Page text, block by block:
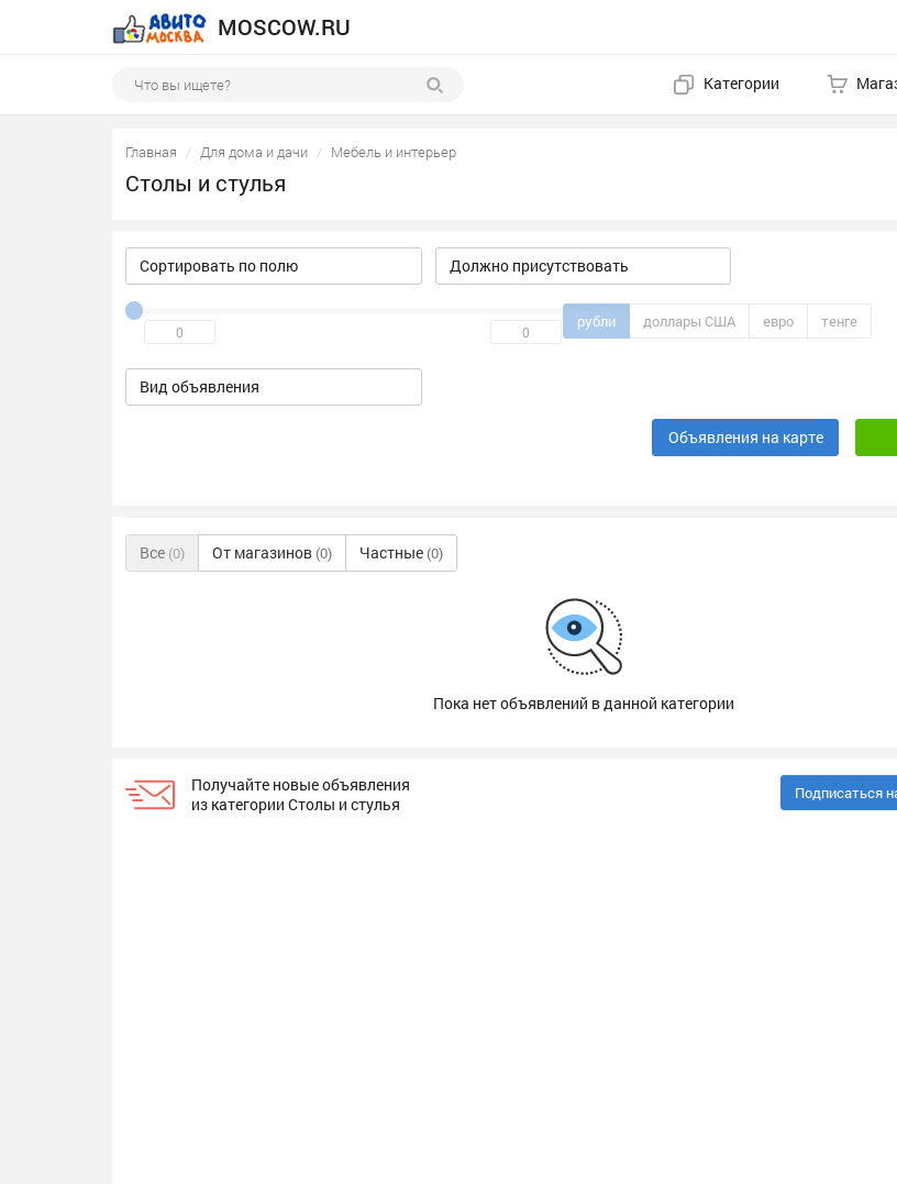
MOSCOW.RU
Категории
Главная Для дома и дачи Мебель и интерьер
Столы и стулья
Сортировать по полю Должно присутствовать
рубли доллары США евро тенге
Вид объявления
Объявления на карте
Все (0) От магазинов (0) Частные (0)
Пока нет объявлений в данной категории
Получайте новые объявления
из категории Столы и стулья
Подписаться